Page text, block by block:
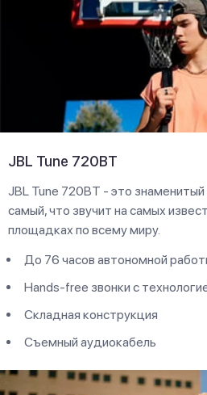
JBL Tune 720BT
JBL Tune 720BT - это знаменитый
самый, что звучит на самых
площадках по всему миру.
До 76 часов автономной
Hands-free звонки с
Складная конструкция
Съемный аудиокабель